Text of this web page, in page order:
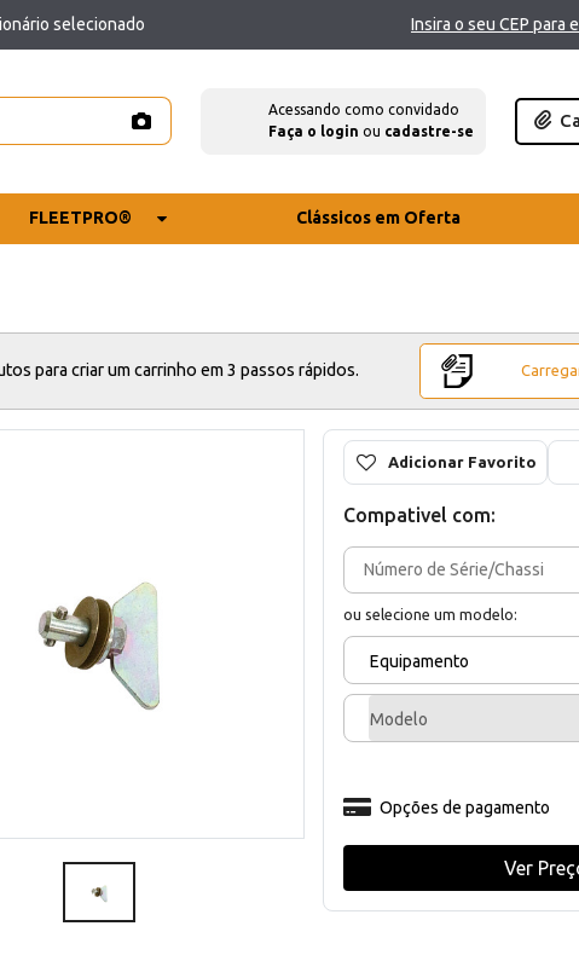
selecionado Insira o seu CEP para
Acessando como convidado
Faça o login ou cadastre-se
FLEETPRO® Clássicos em Oferta
para criar um carrinho em 3 passos rápidos.
Adicionar Favorito
Compativel com:
ou selecione um modelo:
Equipamento
Modelo
Opções de pagamento
Ver